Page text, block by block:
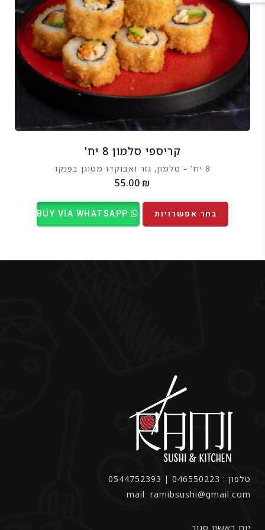
קריספי סלמון 8 יח'
8 יח' - סלמון, גזר ואבוקדו מטוגן בפנקו
55.00 ₪
בחר אפשרויות BUY VIA WHATSAPP
טלפון : 046550223 | 0544752393
mail: ramibsushi@gmail.com
יום ראשון סגור